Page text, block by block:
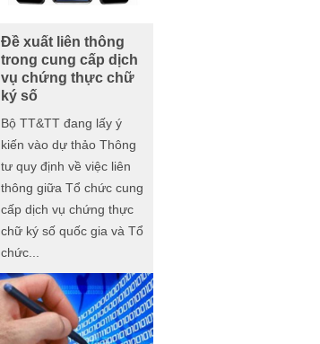
Đề xuất liên thông
trong cung cấp dịch
vụ chứng thực chữ
ký số
Bộ TT&TT đang lấy ý
kiến vào dự thảo Thông
tư quy định về việc liên
thông giữa Tổ chức cung
cấp dịch vụ chứng thực
chữ ký số quốc gia và Tổ
chức...